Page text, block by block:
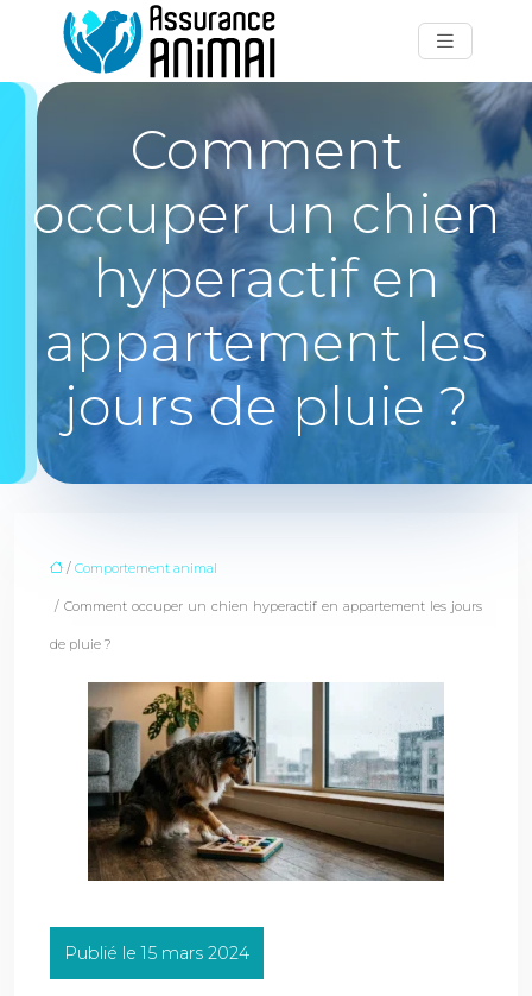
Comment
occuper un chien
hyperactif en
appartement les
jours de pluie ?
/ Comportement animal
/ Comment occuper un chien hyperactif en appartement les jours
de pluie ?
Publié le 15 mars 2024